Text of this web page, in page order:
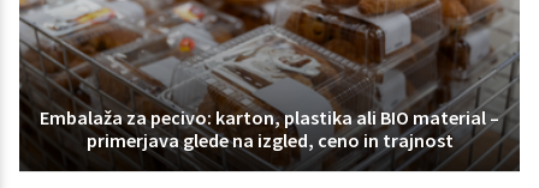
Embalaža za pecivo: karton, plastika ali BIO material –
primerjava glede na izgled, ceno in trajnost